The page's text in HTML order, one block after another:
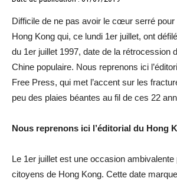
Difficile de ne pas avoir le cœur serré
Hong Kong qui, ce lundi 1er juillet, ont
du 1er juillet 1997, date de la rétrocession
Chine populaire. Nous reprenons ici
Free Press, qui met l’accent sur les
peu des plaies béantes au fil de ces 22
Nous reprenons ici l’éditorial du Hong
Le 1er juillet est une occasion
citoyens de Hong Kong. Cette date